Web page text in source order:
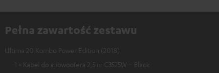
Pełna zawartość zestawu
Ultima 20 Kombo Power Edition (2018)
1 × Kabel do subwoofera 2,5 m C3525W – Black